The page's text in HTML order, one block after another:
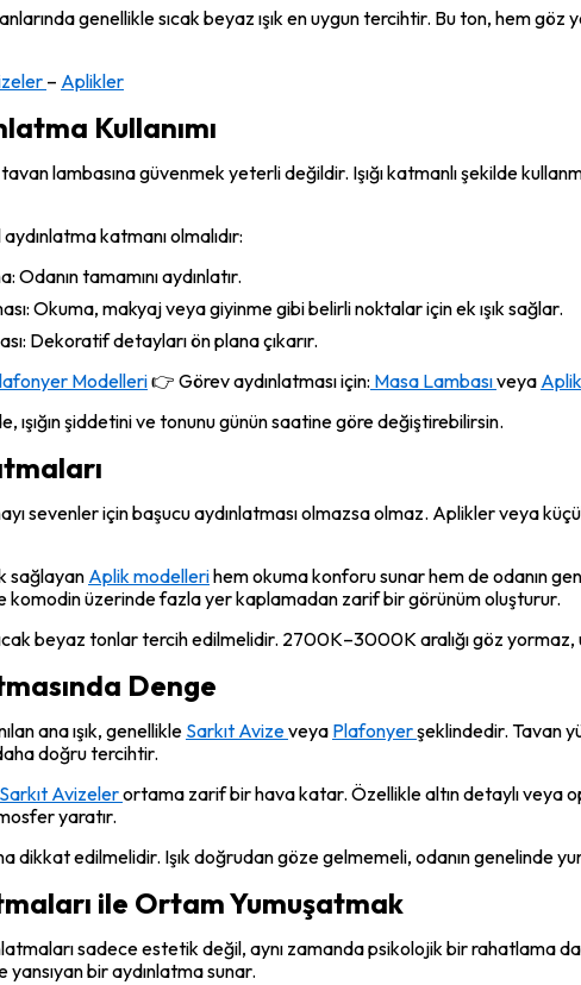
genellikle sıcak beyaz ışık en uygun tercihtir. Bu ton, hem göz
– Aplikler
Kullanımı
lambasına güvenmek yeterli değildir. Işığı katmanlı şekilde
katmanı olmalıdır:
Odanın tamamını aydınlatır.
Okuma, makyaj veya giyinme gibi belirli noktalar için ek ışık sağlar.
Dekoratif detayları ön plana çıkarır.
Modelleri👉 Görev aydınlatması için: Masa Lambasıveya
ışığın şiddetini ve tonunu günün saatine göre değiştirebilirsin.
sevenler için başucu aydınlatması olmazsa olmaz. Aplikler veya
sağlayan Aplik modellerihem okuma konforu sunar hem de odanın
komodin üzerinde fazla yer kaplamadan zarif bir görünüm oluşturur.
beyaz tonlar tercih edilmelidir. 2700K–3000K aralığı göz yormaz,
Denge
ana ışık, genellikle Sarkıt Avizeveya Plafonyerşeklindedir. Tavan
doğru tercihtir.
Sarkıt Avizelerortama zarif bir hava katar. Özellikle altın detaylı veya
yaratır.
dikkat edilmelidir. Işık doğrudan göze gelmemeli, odanın genelinde
ile Ortam Yumuşatmak
sadece estetik değil, aynı zamanda psikolojik bir rahatlama
yansıyan bir aydınlatma sunar.